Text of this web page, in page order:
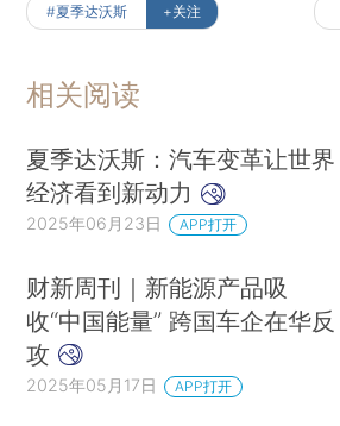
#夏季达沃斯 +关注
相关阅读
夏季达沃斯：汽车变革让世界
经济看到新动力
2025年06月23日 APP打开
财新周刊｜新能源产品吸
收“中国能量” 跨国车企在华反
攻
2025年05月17日 APP打开